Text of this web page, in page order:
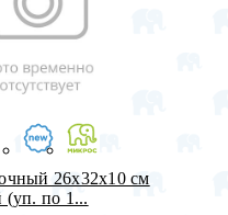
26х32х10 см
(уп. по 1...